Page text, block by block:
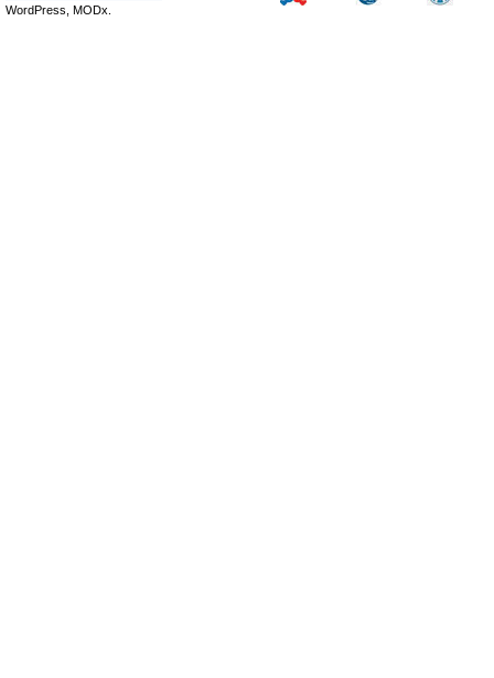
WordPress, MODx.